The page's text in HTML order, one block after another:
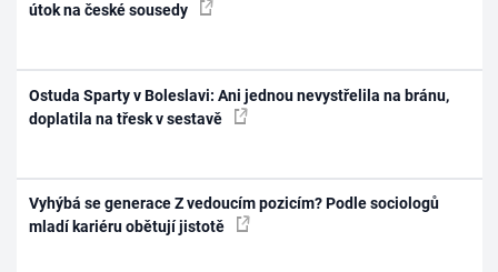
útok na české sousedy
Ostuda Sparty v Boleslavi: Ani jednou nevystřelila na bránu,
doplatila na třesk v sestavě
Vyhýbá se generace Z vedoucím pozicím? Podle sociologů
mladí kariéru obětují jistotě